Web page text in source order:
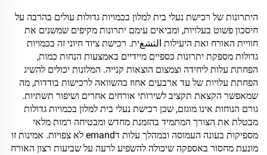
היתרונות של רכישת נעלי בית למלון בכמויות גדולות עולים בהרבה על
חיסכון פשוט בעלויות, ומביאים עימם יתרונות מקיפים שמשנים את
חוויית האורח ואת היעילות التشغית. רכישת ציוד חיוני זה בכמויות
גדולות מספקת יתרונות כספיים מיידיים באמצעות הנחות כמות,
הפחתת עלות ליחידה וצמצום הוצאות קנייה. המלונות יכולים להשיג
הפחתת עלויות של עד ארבעים אחוז בהשוואה לרכישות בודדות, מה
שמאפשר הקצאת תקציב לשירותי אורחים אחרים ושיפור תשתיות.
גורם הנוחות אינו מוגזם, שכן רכישת נעלי בית למלון בכמויות גדולות
מבטלת את הצורך המתמיד בהזמנת מחדש ומבטיחה רמות מלאי
מספיקות בעונה העמוסה ובמהלך עלות דemand לא צפויות. אמינות זו
מונעת מחסור באספקה שיכולה להשפיע לרעה על שביעות רצון האורח